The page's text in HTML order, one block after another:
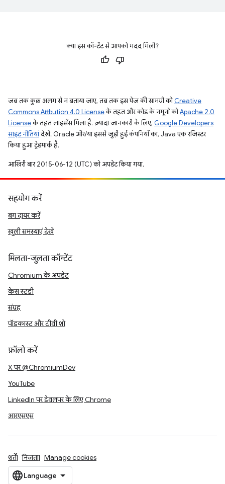
क्या इस कॉन्टेंट से आपको मदद मिली?
जब तक कुछ अलग से न बताया जाए, तब तक इस पेज की सामग्री कोCreative
Commons Attribution 4.0 Licenseके तहत और कोड के नमूनों कोApache 2.0
Licenseके तहत लाइसेंस मिला है. ज़्यादा जानकारी के लिए, Google Developers
साइट नीतियांदेखें. Oracle और/या इससे जुड़ी हुई कंपनियों का, Java एक रजिस्टर
किया हुआ ट्रेडमार्क है.
आखिरी बार 2015-06-12 (UTC) को अपडेट किया गया.
सहयोग करें
बग दायर करें
खुली समस्याएं देखें
मिलता-जुलता कॉन्टेंट
Chromium के अपडेट
केस स्टडी
संग्रह
पॉडकास्ट और टीवी शो
फ़ॉलो करें
X पर @ChromiumDev
YouTube
LinkedIn पर डेवलपर के लिए Chrome
आरएसएस
शर्तें निजता Manage cookies